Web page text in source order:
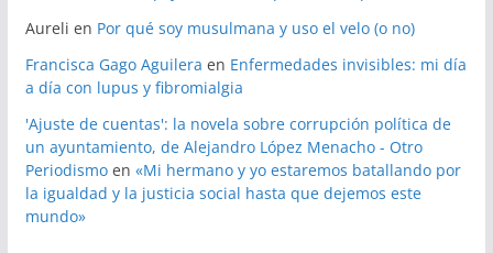
Aureli en Por qué soy musulmana y uso el velo (o no)
Francisca Gago Aguilera en Enfermedades invisibles: mi día
a día con lupus y fibromialgia
'Ajuste de cuentas': la novela sobre corrupción política de
un ayuntamiento, de Alejandro López Menacho - Otro
Periodismoen «Mi hermano y yo estaremos batallando por
la igualdad y la justicia social hasta que dejemos este
mundo»